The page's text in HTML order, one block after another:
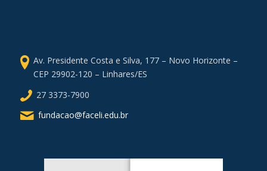
Av. Presidente Costa e Silva, 177 – Novo Horizonte –
CEP 29902-120 – Linhares/ES
27 3373-7900
fundacao@faceli.edu.br